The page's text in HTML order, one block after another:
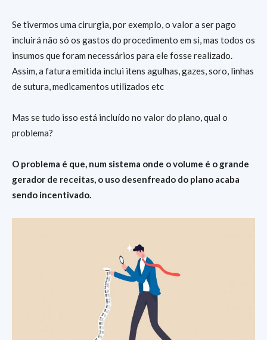
Se tivermos uma cirurgia, por exemplo, o valor a ser pago
incluirá não só os gastos do procedimento em si, mas todos os
insumos que foram necessários para ele fosse realizado.
Assim, a fatura emitida inclui itens agulhas, gazes, soro, linhas
de sutura, medicamentos utilizados etc
Mas se tudo isso está incluído no valor do plano, qual o
problema?
O problema é que, num sistema onde o volume é o grande
gerador de receitas, o uso desenfreado do plano acaba
sendo incentivado.